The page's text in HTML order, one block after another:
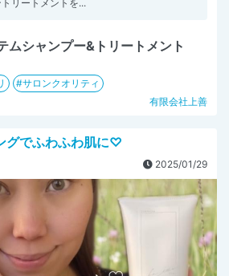
リートメントを...
ムシャンプー&トリートメント
サロンクオリティ
有限会社上善
グでふわふわ肌に♡
2025/01/29